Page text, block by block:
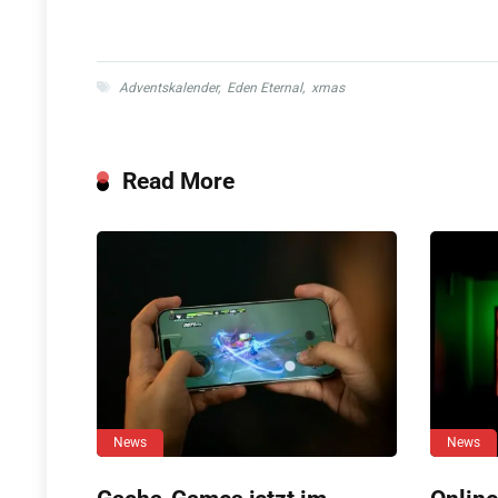
Adventskalender, Eden Eternal, xmas
Read More
News News